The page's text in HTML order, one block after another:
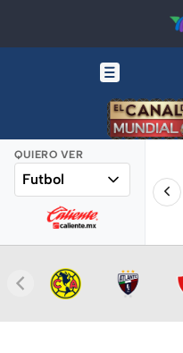
QUIERO VER
Futbol